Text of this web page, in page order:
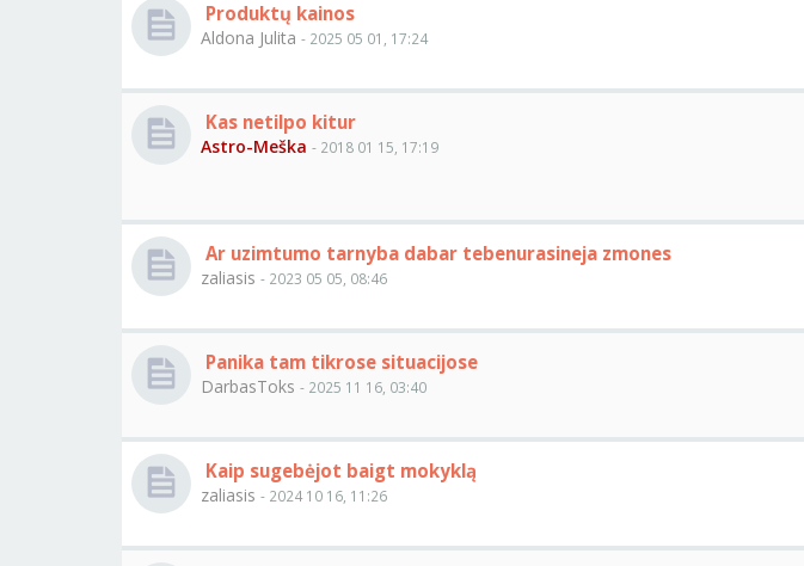
Produktų kainos
Aldona Julita - 2025 05 01, 17:24
Kas netilpo kitur
Astro-Meška - 2018 01 15, 17:19
Ar uzimtumo tarnyba dabar tebenurasineja zmones
zaliasis - 2023 05 05, 08:46
Panika tam tikrose situacijose
DarbasToks - 2025 11 16, 03:40
Kaip sugebėjot baigt mokyklą
zaliasis - 2024 10 16, 11:26